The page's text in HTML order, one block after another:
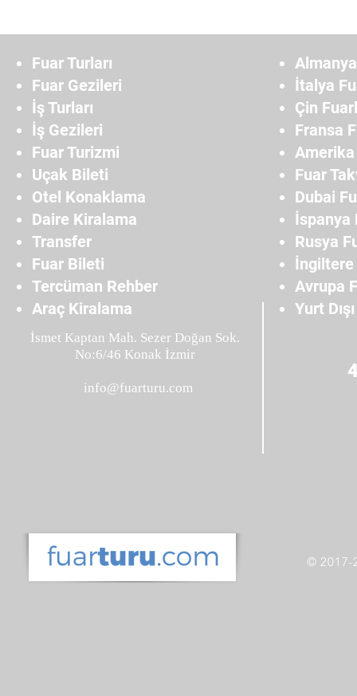
Fuar Turları
Fuar Gezileri
İş Turları
İş Gezileri
Fuar Turizmi
Uçak Bileti
Otel Konaklama
Daire Kiralama
Transfer
Fuar Bileti
Tercüman Rehber
Araç Kiralama
İtalya
Çin
Fransa
Amerika
Fuar
Dubai
İspanya
Rusya
İngiltere
Avrupa
Yurt
İsmet Kaptan Mah. Sezer Doğan Sok.
No:6/46 Konak İzmir
info@fuarturu.com
© 2017-